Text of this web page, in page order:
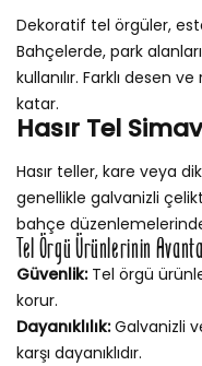
Dekoratif tel örgüler,
Bahçelerde, park
kullanılır. Farklı desen
katar.
Hasır Tel Simav
Hasır teller, kare veya
genellikle galvanizli
bahçe düzenlemelerinde
Tel Örgü Ürünlerinin
Güvenlik:Tel örgü
korur.
Dayanıklılık:Galvanizli
karşı dayanıklıdır.